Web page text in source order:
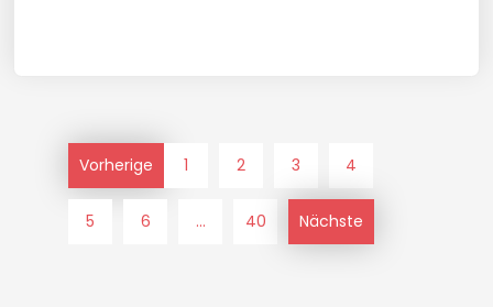
Vorherige 1 2 3 4
5 6 ... 40 Nächste